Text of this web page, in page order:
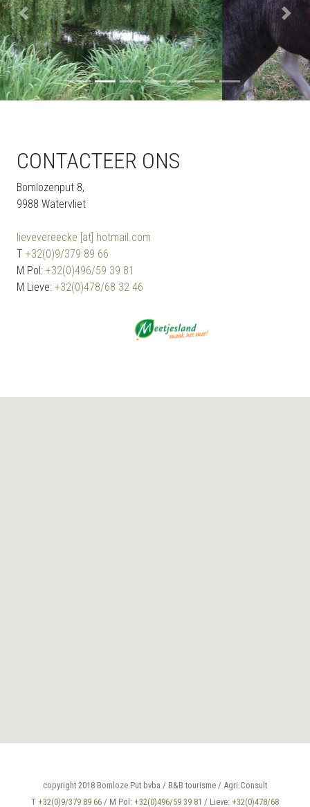
Previous Next
CONTACTEER ONS
Bomlozenput 8,
9988 Watervliet
lievevereecke [at] hotmail.com
T +32(0)9/379 89 66
M Pol: +32(0)496/59 39 81
M Lieve: +32(0)478/68 32 46
copyright 2018 Bomloze Put bvba / B&B tourisme / Agri Consult
T +32(0)9/379 89 66 / M Pol: +32(0)496/59 39 81 / Lieve: +32(0)478/68